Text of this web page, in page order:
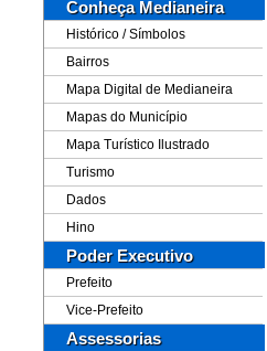
Conheça Medianeira
Histórico / Símbolos
Bairros
Mapa Digital de Medianeira
Mapas do Município
Mapa Turístico Ilustrado
Turismo
Dados
Hino
Poder Executivo
Prefeito
Vice-Prefeito
Assessorias